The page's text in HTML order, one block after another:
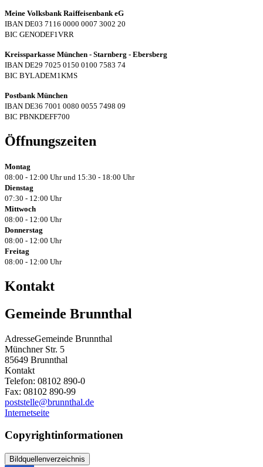
Meine Volksbank Raiffeisenbank eG
IBAN DE03 7116 0000 0007 3002 20
BIC GENODEF1VRR
Kreissparkasse München - Starnberg - Ebersberg
IBAN DE29 7025 0150 0100 7583 74
BIC BYLADEM1KMS
Postbank München
IBAN DE36 7001 0080 0055 7498 09
BIC PBNKDEFF700
Öffnungszeiten
Montag
08:00 - 12:00 Uhr und 15:30 - 18:00 Uhr
Dienstag
07:30 - 12:00 Uhr
Mittwoch
08:00 - 12:00 Uhr
Donnerstag
08:00 - 12:00 Uhr
Freitag
08:00 - 12:00 Uhr
Kontakt
Gemeinde Brunnthal
AdresseGemeinde Brunnthal
Münchner Str. 5
85649 Brunnthal
Kontakt
Telefon: 08102 890-0
Fax: 08102 890-99
poststelle@brunnthal.de
Internetseite
Copyrightinformationen
Bildquellenverzeichnis